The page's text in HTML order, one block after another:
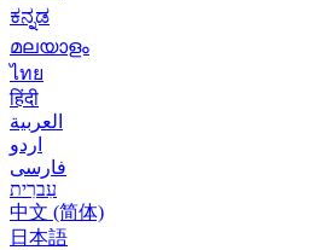
ಕನ್ನಡ
മലയാളം
ไทย
हिंदी
العربية
اردو
فارسی
עִברִית
中文 (简体)
日本語